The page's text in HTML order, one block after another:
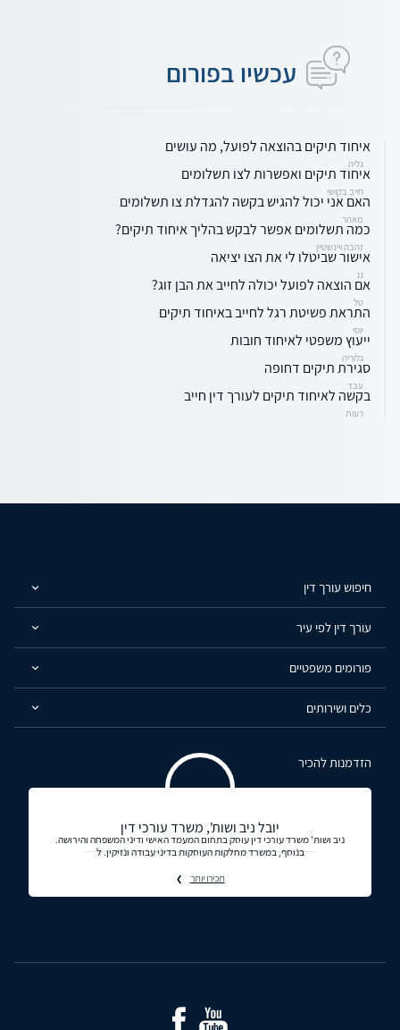
עכשיו בפורום
איחוד תיקים בהוצאה לפועל, מה עושים
גליה
איחוד תיקים ואפשרות לצו תשלומים
חייב בקושי
האם אני יכול להגיש בקשה להגדלת צו תשלומים
מאהר
כמה תשלומים אפשר לבקש בהליך איחוד תיקים?
זהבה ויינשטיין
אישור שביטלו לי את הצו יציאה
ננ
אם הוצאה לפועל יכולה לחייב את הבן זוג?
טל
התראת פשיטת רגל לחייב באיחוד תיקים
יוסי
ייעוץ משפטי לאיחוד חובות
גלוריה
סגירת תיקים דחופה
עבד
בקשה לאיחוד תיקים לעורך דין חייב
רעות
חיפוש עורך דין
עורך דין לפי עיר
פורומים משפטיים
כלים ושירותים
הזדמנות להכיר
יובל ניב ושות', משרד עורכי דין
ניב ושות' משרד עורכי דין עוסק בתחום המעמד האישי ודיני המשפחה והירושה.
בנוסף, במשרד מחלקות העוסקות בדיני עבודה ונזיקין. ל
תכירו יותר